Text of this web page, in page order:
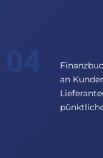
an